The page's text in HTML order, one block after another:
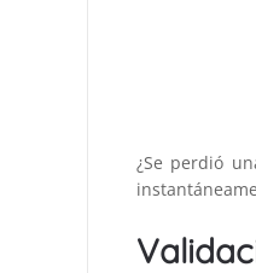
¿Se perdió